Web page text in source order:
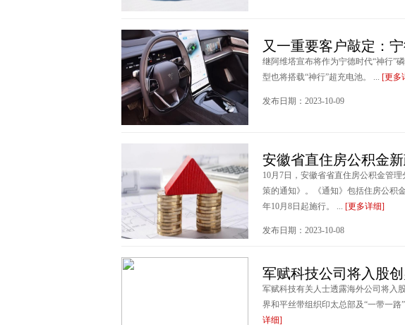
又一重要客户敲定：
继阿维塔宣布将作为宁德时代“神行”
型也将搭载“神行”超充电池。 ... [更多
发布日期：2023-10-09
安徽省直住房公积金
10月7日，安徽省省直住房公积金管
策的通知》。《通知》包括住房公积
年10月8日起施行。 ... [更多详细]
发布日期：2023-10-08
军赋科技公司将入股
军赋科技有关人士透露海外公司将入
界和平丝带组织印太总部及“一带一
详细]